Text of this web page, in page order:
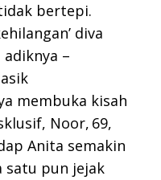
bertepi.
diva
adiknya –
membuka kisah
Noor, 69,
Anita semakin
satu pun jejak